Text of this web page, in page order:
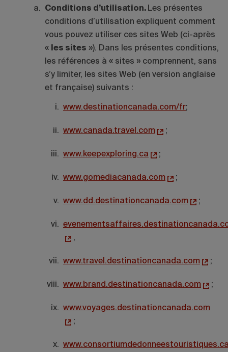
Conditions d’utilisation. Les présentes
conditions d’utilisation expliquent comment
vous pouvez utiliser ces sites Web (ci-après
« les sites »). Dans les présentes conditions,
les références à « sites » comprennent, sans
s’y limiter, les sites Web (en version anglaise
et française) suivants :
www.destinationcanada.com/fr;
www.canada.travel.com ;
www.keepexploring.ca ;
www.gomediacanada.com ;
www.dd.destinationcanada.com ;
,
www.travel.destinationcanada.com ;
www.brand.destinationcanada.com ;
www.voyages.destinationcanada.com
;